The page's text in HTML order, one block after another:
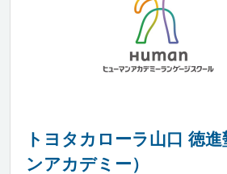
トヨタカローラ山口 徳
ンアカデミー）